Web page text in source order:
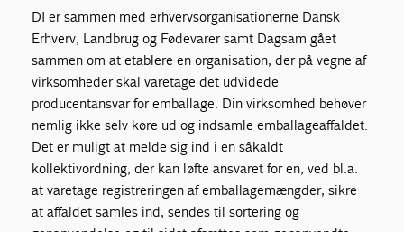
DI er sammen med erhvervsorganisationerne Dansk
Erhverv, Landbrug og Fødevarer samt Dagsam gået
sammen om at etablere en organisation, der på vegne af
virksomheder skal varetage det udvidede
producentansvar for emballage. Din virksomhed behøver
nemlig ikke selv køre ud og indsamle emballageaffaldet.
Det er muligt at melde sig ind i en såkaldt
kollektivordning, der kan løfte ansvaret for en, ved bl.a.
at varetage registreringen af emballagemængder, sikre
at affaldet samles ind, sendes til sortering og